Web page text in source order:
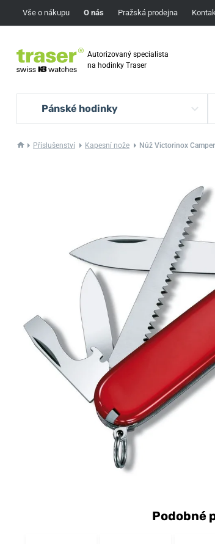
Vše o nákupu O nás Pražská prodejna
Autorizovaný specialista
na hodinky Traser
Pánské hodinky
Příslušenství Kapesní nože Nůž Victorinox
Podobné